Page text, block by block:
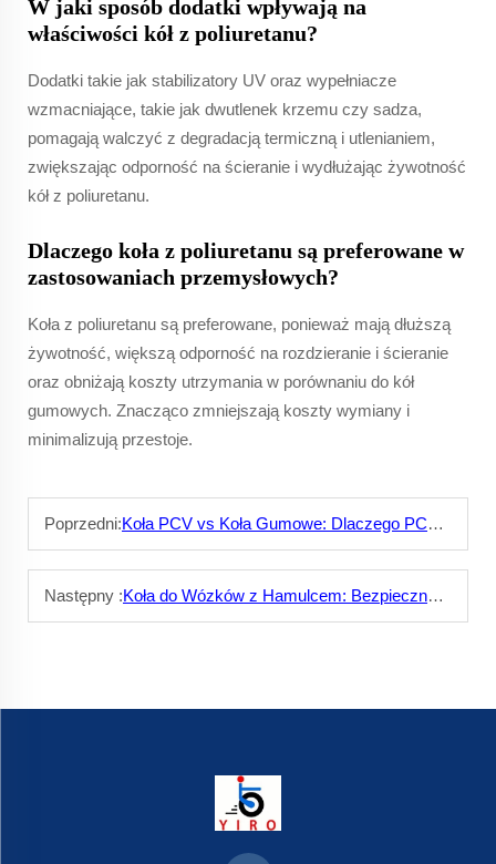
W jaki sposób dodatki wpływają na
właściwości kół z poliuretanu?
Dodatki takie jak stabilizatory UV oraz wypełniacze
wzmacniające, takie jak dwutlenek krzemu czy sadza,
pomagają walczyć z degradacją termiczną i utlenianiem,
zwiększając odporność na ścieranie i wydłużając żywotność
kół z poliuretanu.
Dlaczego koła z poliuretanu są preferowane w
zastosowaniach przemysłowych?
Koła z poliuretanu są preferowane, ponieważ mają dłuższą
żywotność, większą odporność na rozdzieranie i ścieranie
oraz obniżają koszty utrzymania w porównaniu do kół
gumowych. Znacząco zmniejszają koszty wymiany i
minimalizują przestoje.
Poprzedni:Koła PCV vs Koła Gumowe: Dlaczego PCV to Lepszy Wybór
Następny :Koła do Wózków z Hamulcem: Bezpieczne Parkowanie w Każdej Sytuacji